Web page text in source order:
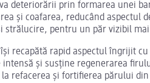
deteriorării prin formarea unei
și coafarea, reducând aspectul
strălucire, pentru un păr vizibil mai
recapătă rapid aspectul îngrijit
și susține regenerarea
refacerea și fortifierea părului